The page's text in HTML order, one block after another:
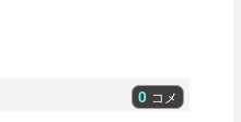
0 コメ